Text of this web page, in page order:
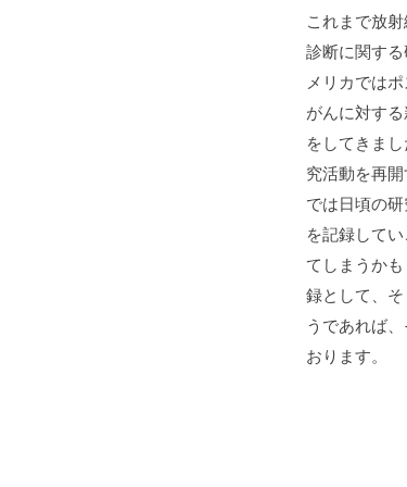
これまで放
診断に関す
メリカでは
がんに対す
をしてきま
究活動を再
では日頃の
を記録して
てしまうか
録として、
うであれば
おります。